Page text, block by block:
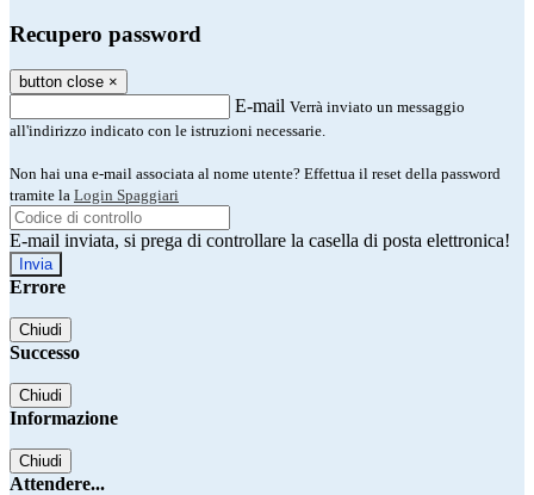
Recupero password
button close ×
E-mail Verrà inviato un messaggio
all'indirizzo indicato con le istruzioni necessarie.
Non hai una e-mail associata al nome utente? Effettua il reset della password
tramite la Login Spaggiari
E-mail inviata, si prega di controllare la casella di posta elettronica!
Errore
Chiudi
Successo
Chiudi
Informazione
Chiudi
Attendere...